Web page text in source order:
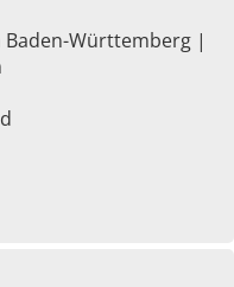
Baden-Württemberg |